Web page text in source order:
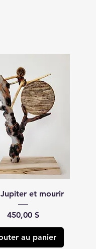
et mourir
Prix
450,00 $
au panier